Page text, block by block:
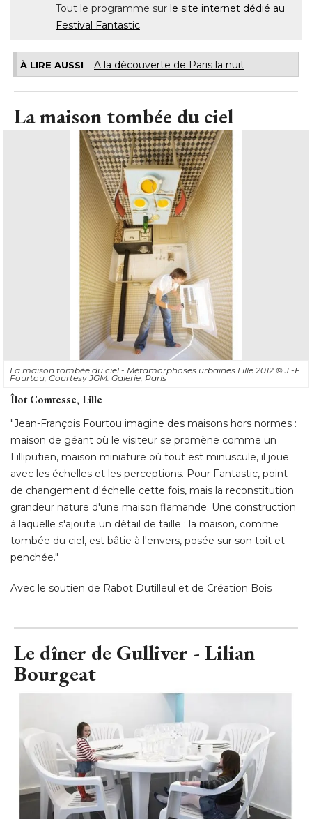
Tout le programme sur le site internet dédié au
Festival Fantastic
À LIRE AUSSI A la découverte de Paris la nuit
La maison tombée du ciel
La maison tombée du ciel - Métamorphoses urbaines Lille 2012 © J.-F.
Fourtou, Courtesy JGM. Galerie, Paris
Îlot Comtesse, Lille
"Jean-François Fourtou imagine des maisons hors normes :
maison de géant où le visiteur se promène comme un
Lilliputien, maison miniature où tout est minuscule, il joue
avec les échelles et les perceptions. Pour Fantastic, point
de changement d'échelle cette fois, mais la reconstitution
grandeur nature d'une maison flamande. Une construction
à laquelle s'ajoute un détail de taille : la maison, comme
tombée du ciel, est bâtie à l'envers, posée sur son toit et
penchée."
Avec le soutien de Rabot Dutilleul et de Création Bois
Le dîner de Gulliver - Lilian
Bourgeat